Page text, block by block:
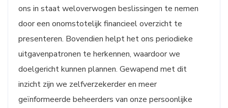
ons in staat weloverwogen beslissingen te nemen
door een onomstotelijk financieel overzicht te
presenteren. Bovendien helpt het ons periodieke
uitgavenpatronen te herkennen, waardoor we
doelgericht kunnen plannen. Gewapend met dit
inzicht zijn we zelfverzekerder en meer
geïnformeerde beheerders van onze persoonlijke